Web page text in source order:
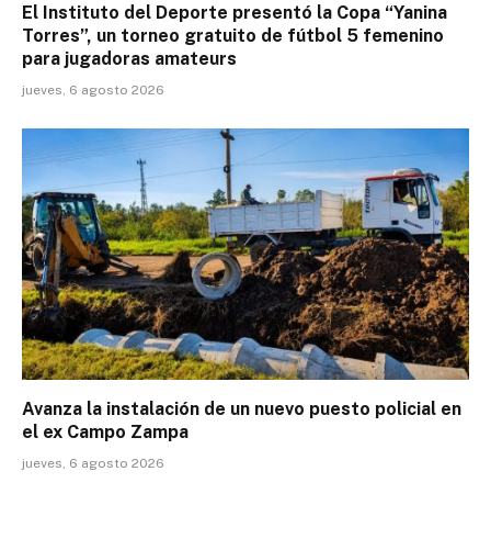
El Instituto del Deporte presentó la Copa “Yanina
Torres”, un torneo gratuito de fútbol 5 femenino
para jugadoras amateurs
jueves, 6 agosto 2026
Avanza la instalación de un nuevo puesto policial en
el ex Campo Zampa
jueves, 6 agosto 2026